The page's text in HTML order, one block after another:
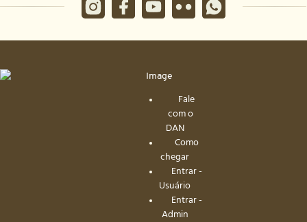
Fale
com o
DAN
Como
chegar
Entrar -
Usuário
Entrar -
Admin